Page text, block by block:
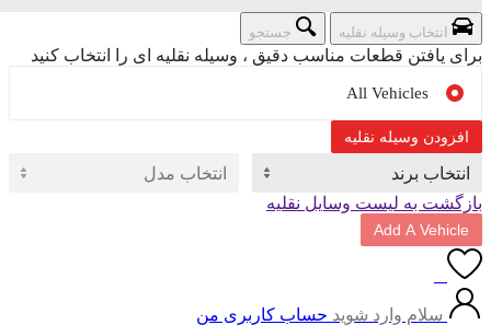
انتخاب وسیله نقلیه جستجو
قطعات مناسب دقیق ، وسیله نقلیه ای را انتخاب کنید
All Vehicles
وسیله نقلیه
به لیست وسایل نقلیه
Add A
سلام وارد شوید حساب کاربری من